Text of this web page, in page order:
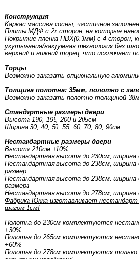
Конструкция
Каркас массива сосны, частичное
Плиты МДФ с 2х сторон, на которые
Покрытие пленка ПВХ(0.3мм) с 4 сторон,
укутывания/вакуумная технология без
верхний и нижний торец, что исключает
Торцы
Возможно заказать опциональную
Толщина полотна: 35мм, полотно с
Возможно заказать полотно толщиной
Стандартные размеры двери
Высота 190, 195, 200 и 205см
Ширина 30, 40, 50, 55, 60, 70, 80, 90см
Нестандартные размеры двери
Высота 210см +10%
Нестандартная высота до 230см, ширина
Нестандартная высота до 238см, ширина
размер
Нестандартная высота до 238см, ширина
размера
Нестандартная высота до 278см, ширина
Фабрика Юкка изготавливает
шагом 1см!
Полотна до 230см комплектуются
+30%
Полотна до 265см комплектуются
+60%
Полотна до 278см комплектуются